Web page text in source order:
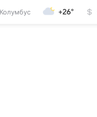
Колумбус +26°